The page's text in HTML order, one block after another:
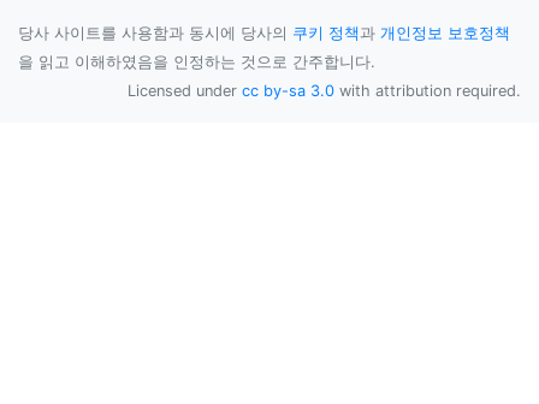
당사 사이트를 사용함과 동시에 당사의 쿠키 정책과 개인정보 보호정책
을 읽고 이해하였음을 인정하는 것으로 간주합니다.
Licensed under cc by-sa 3.0 with attribution required.